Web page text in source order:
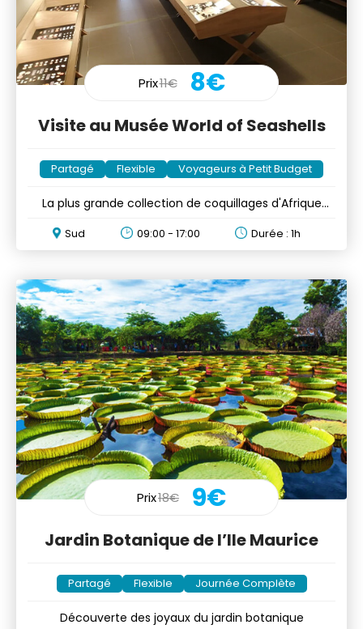
Prix11€ 8€
Visite au Musée World of Seashells
Partagé Flexible Voyageurs à Petit Budget
La plus grande collection de coquillages d'Afrique
Sud 09:00 - 17:00 Durée : 1h
Prix18€ 9€
Jardin Botanique de l’Ile Maurice
Partagé Flexible Journée Complète
Découverte des joyaux du jardin botanique